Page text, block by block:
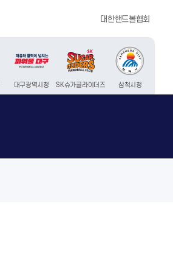
대한핸드볼협회
대구광역시청 SK슈가글라이더즈 삼척시청